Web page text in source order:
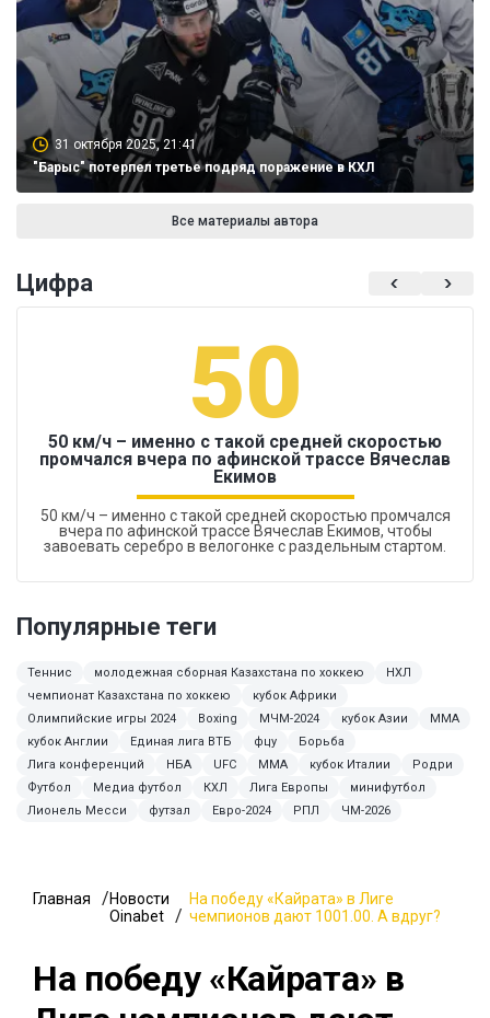
31 октября 2025, 21:41
"Барыс" потерпел третье подряд поражение в КХЛ
Все материалы автора
Цифра
50
50 км/ч – именно с такой средней скоростью
промчался вчера по афинской трассе Вячеслав
Екимов
50 км/ч – именно с такой средней скоростью промчался
вчера по афинской трассе Вячеслав Екимов, чтобы
завоевать серебро в велогонке с раздельным стартом.
Популярные теги
Теннис молодежная сборная Казахстана по хоккею
НХЛ
чемпионат Казахстана по хоккею
кубок Африки
Олимпийские игры 2024
Boxing МЧМ-2024 кубок Азии
ММА
кубок Англии
Единая лига ВТБ фцу
Борьба
Лига конференций
НБА UFC MMA кубок Италии
Родри
Футбол
Медиа футбол КХЛ Лига Европы
минифутбол
Лионель Месси
футзал Евро-2024 РПЛ ЧМ-2026
Главная
Новости
Oinabet
На победу «Кайрата» в Лиге
чемпионов дают 1001.00. А вдруг?
На победу «Кайрата» в